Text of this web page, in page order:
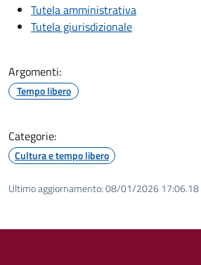
Tutela amministrativa
Tutela giurisdizionale
Argomenti:
Tempo libero
Categorie:
Cultura e tempo libero
Ultimo aggiornamento:08/01/2026 17:06.18